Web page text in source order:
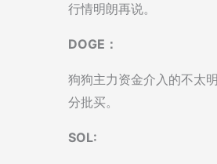
行情明朗再说。
DOGE：
狗狗主力资金介入的不太
分批买。
SOL: